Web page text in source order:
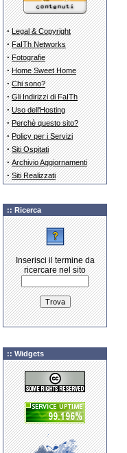
· Legal & Copyright
· FaITh Networks
· Fotografie
· Home Sweet Home
· Chi sono?
· Gli Indirizzi di FaITh
· Uso dell'Hosting
· Perchè questo sito?
· Policy per i Servizi
· Siti Ospitati
· Archivio Aggiornamenti
· Siti Realizzati
:: Ricerca
Inserisci il termine da
ricercare nel sito
:: Widgets